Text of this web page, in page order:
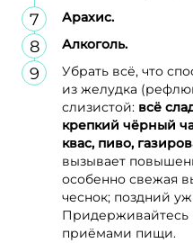
Арахис.
Алкоголь.
Убрать всё, что
из желудка
слизистой: всё
крепкий чёрный
квас, пиво,
вызывает
особенно свежая
чеснок; поздний
приёмами пищи.